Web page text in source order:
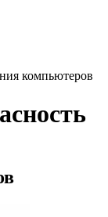
компьютеров